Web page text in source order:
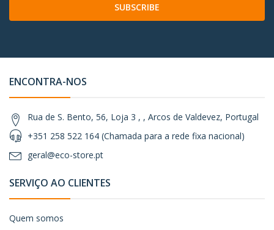
SUBSCRIBE
ENCONTRA-NOS
Rua de S. Bento, 56, Loja 3 , , Arcos de Valdevez, Portugal
+351 258 522 164 (Chamada para a rede fixa nacional)
geral@eco-store.pt
SERVIÇO AO CLIENTES
Quem somos